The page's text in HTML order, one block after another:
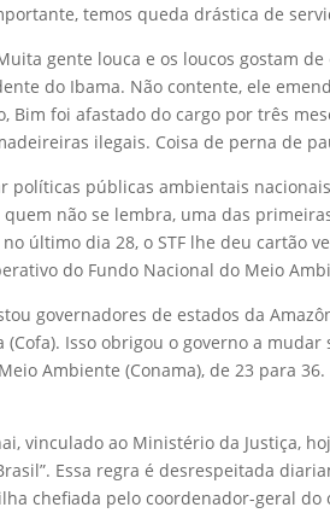
temos queda drástica de
gente louca e os loucos gostam
do Ibama. Não contente, ele
foi afastado do cargo por três
ilegais. Coisa de perna de
públicas ambientais
não se lembra, uma das
último dia 28, o STF lhe deu cartão
do Fundo Nacional do Meio
governadores de estados da
Isso obrigou o governo a
Ambiente (Conama), de 23 para
vinculado ao Ministério da Justiça,
Essa regra é desrespeitada
chefiada pelo coordenador-geral do